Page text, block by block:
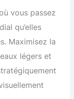
vous passez
qu’elles
Maximisez la
légers et